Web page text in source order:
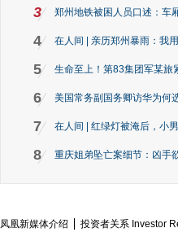
3 郑州地铁被困人员口述：车
4 在人间 | 亲历郑州暴雨：我
5 生命至上！第83集团军某旅
6 美国常务副国务卿访华为何
7 在人间 | 红绿灯被淹后，小
8 重庆姐弟坠亡案细节：凶手
凤凰新媒体介绍 投资者关系 Investor